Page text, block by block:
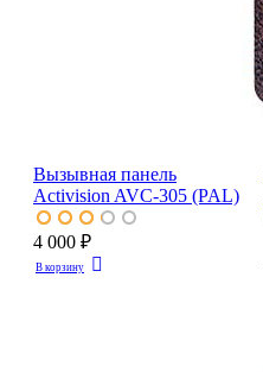
Вызывная панель
Activision AVC-305 (PAL)
4 000 ₽
В корзину